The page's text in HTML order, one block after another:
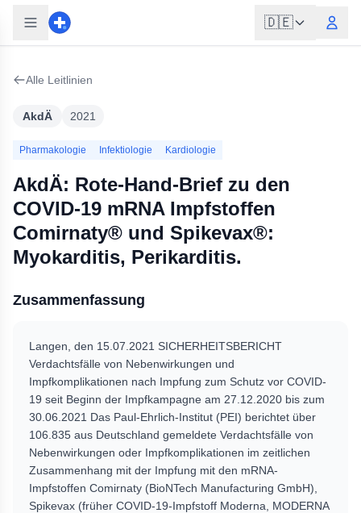
🇩🇪
Alle Leitlinien
AkdÄ 2021
Pharmakologie Infektiologie Kardiologie
AkdÄ: Rote-Hand-Brief zu den
COVID-19 mRNA Impfstoffen
Comirnaty® und Spikevax®:
Myokarditis, Perikarditis.
Zusammenfassung
Langen, den 15.07.2021 SICHERHEITSBERICHT
Verdachtsfälle von Nebenwirkungen und
Impfkomplikationen nach Impfung zum Schutz vor COVID-
19 seit Beginn der Impfkampagne am 27.12.2020 bis zum
30.06.2021 Das Paul-Ehrlich-Institut (PEI) berichtet über
106.835 aus Deutschland gemeldete Verdachtsfälle von
Nebenwirkungen oder Impfkomplikationen im zeitlichen
Zusammenhang mit der Impfung mit den mRNA-
Impfstoffen Comirnaty (BioNTech Manufacturing GmbH),
Spikevax (früher COVID-19-Impfstoff Moderna, MODERNA